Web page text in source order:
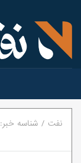
نفت / شناسه خبر: